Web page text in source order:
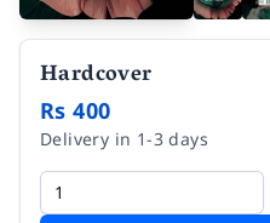
Hardcover
Rs 400
Delivery in 1-3 days